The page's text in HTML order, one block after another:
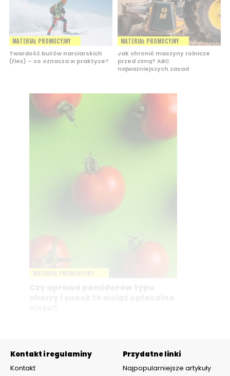
MATERIAŁ PROMOCYJNY
Twardość butów narciarskich
(flex) – co oznacza w praktyce?
MATERIAŁ PROMOCYJNY
Jak chronić maszyny rolnicze
przed zimą? ABC
najważniejszych zasad
Kontakt i regulaminy
Kontakt
Przydatne linki
Najpopularniejsze artykuły